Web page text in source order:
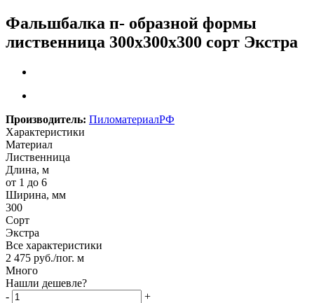
Фальшбалка п- образной формы
лиственница 300х300х300 сорт Экстра
Производитель: ПиломатериалРФ
Характеристики
Материал
Лиственница
Длина, м
от 1 до 6
Ширина, мм
300
Сорт
Экстра
Все характеристики
2 475 руб./пог. м
Много
Нашли дешевле?
-
+